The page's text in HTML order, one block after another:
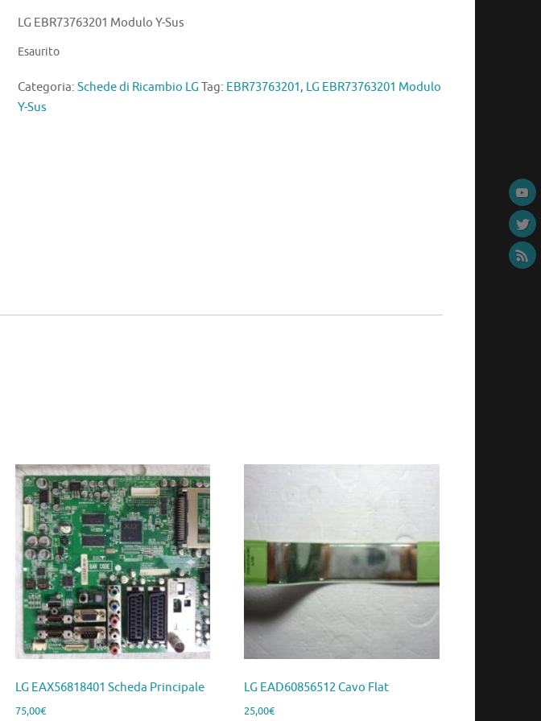
LG EBR73763201 Modulo Y-Sus
Esaurito
Categoria: Schede di Ricambio LG Tag: EBR73763201, LG EBR73763201 Modulo
Y-Sus
LG EAX56818401 Scheda Principale
75,00€
LG EAD60856512 Cavo Flat
25,00€